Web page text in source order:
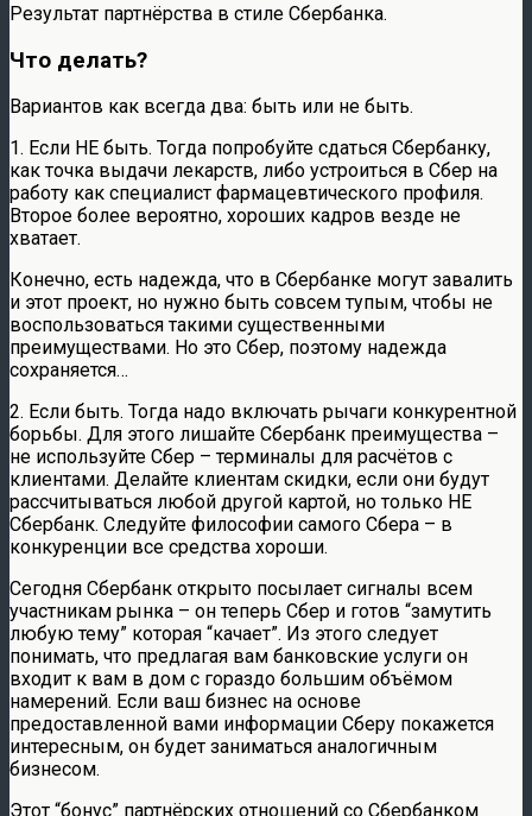
Результат партнёрства в стиле Сбербанка.
Что делать?
Вариантов как всегда два: быть или не быть.
1. Если НЕ быть. Тогда попробуйте сдаться Сбербанку,
как точка выдачи лекарств, либо устроиться в Сбер на
работу как специалист фармацевтического профиля.
Второе более вероятно, хороших кадров везде не
хватает.
Конечно, есть надежда, что в Сбербанке могут завалить
и этот проект, но нужно быть совсем тупым, чтобы не
воспользоваться такими существенными
преимуществами. Но это Сбер, поэтому надежда
сохраняется…
2. Если быть. Тогда надо включать рычаги конкурентной
борьбы. Для этого лишайте Сбербанк преимущества –
не используйте Сбер – терминалы для расчётов с
клиентами. Делайте клиентам скидки, если они будут
рассчитываться любой другой картой, но только НЕ
Сбербанк. Следуйте философии самого Сбера – в
конкуренции все средства хороши.
Сегодня Сбербанк открыто посылает сигналы всем
участникам рынка – он теперь Сбер и готов “замутить
любую тему” которая “качает”. Из этого следует
понимать, что предлагая вам банковские услуги он
входит к вам в дом с гораздо большим объёмом
намерений. Если ваш бизнес на основе
предоставленной вами информации Сберу покажется
интересным, он будет заниматься аналогичным
бизнесом.
Этот “бонус” партнёрских отношений со Сбербанком